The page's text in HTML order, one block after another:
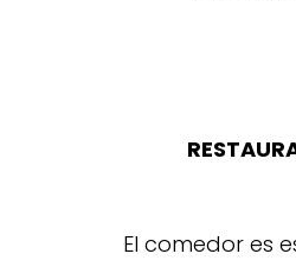
El comedor es